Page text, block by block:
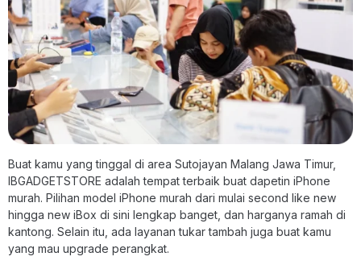
Buat kamu yang tinggal di area Sutojayan Malang Jawa Timur,
IBGADGETSTORE adalah tempat terbaik buat dapetin iPhone
murah. Pilihan model iPhone murah dari mulai second like new
hingga new iBox di sini lengkap banget, dan harganya ramah di
kantong. Selain itu, ada layanan tukar tambah juga buat kamu
yang mau upgrade perangkat.